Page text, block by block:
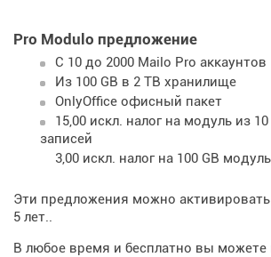
Pro Modulo предложение
С 10 до 2000 Mailo Pro аккаунтов
Из 100 GB в 2 TB хранилище
OnlyOffice офисный пакет
15,00 искл. налог на модуль из
записей
3,00 искл. налог на 100 GB модуль
Эти предложения можно
5 лет..
В любое время и бесплатно вы можете